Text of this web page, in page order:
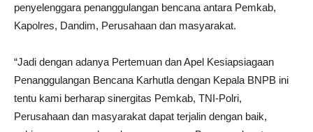
penyelenggara penanggulangan bencana antara Pemkab,
Kapolres, Dandim, Perusahaan dan masyarakat.
“Jadi dengan adanya Pertemuan dan Apel Kesiapsiagaan
Penanggulangan Bencana Karhutla dengan Kepala BNPB ini
tentu kami berharap sinergitas Pemkab, TNI-Polri,
Perusahaan dan masyarakat dapat terjalin dengan baik,